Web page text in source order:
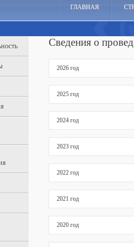
ГЛАВНАЯ
Сведения о
2026 год
2025 год
2024 год
2023 год
2022 год
2021 год
2020 год